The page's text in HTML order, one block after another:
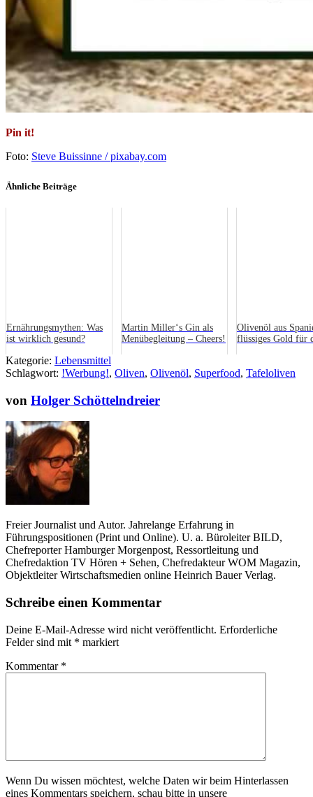
Pin it!
Foto: Steve Buissinne / pixabay.com
Ähnliche Beiträge
Ernährungsmythen: Was
ist wirklich gesund?
Martin Miller‘s Gin als
Menübegleitung – Cheers!
Olivenöl aus
flüssiges Gold für
Kategorie: Lebensmittel
Schlagwort: !Werbung!, Oliven, Olivenöl, Superfood, Tafeloliven
von Holger Schöttelndreier
Freier Journalist und Autor. Jahrelange Erfahrung in
Führungspositionen (Print und Online). U. a. Büroleiter BILD,
Chefreporter Hamburger Morgenpost, Ressortleitung und
Chefredaktion TV Hören + Sehen, Chefredakteur WOM Magazin,
Objektleiter Wirtschaftsmedien online Heinrich Bauer Verlag.
Schreibe einen Kommentar
Deine E-Mail-Adresse wird nicht veröffentlicht. Erforderliche
Felder sind mit * markiert
Kommentar *
Wenn Du wissen möchtest, welche Daten wir beim Hinterlassen
eines Kommentars speichern, schau bitte in unsere